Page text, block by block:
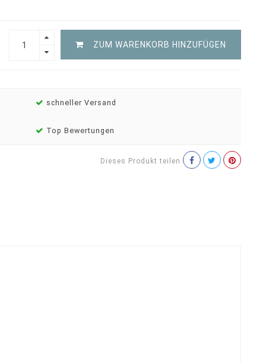
ZUM WARENKORB HINZUFÜGEN
schneller Versand
Top Bewertungen
Dieses Produkt teilen